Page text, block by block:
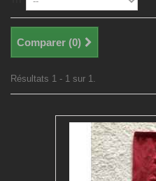
Comparer (0)
Résultats 1 - 1 sur 1.